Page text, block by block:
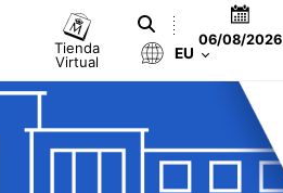
Tienda
Virtual
06/08/2026
EU